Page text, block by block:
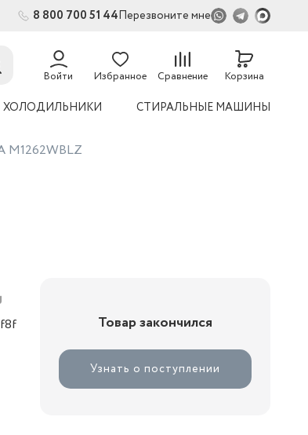
8 800 700 51 44Перезвоните мне
Войти Избранное Сравнение Корзина
ХОЛОДИЛЬНИКИ СТИРАЛЬНЫЕ МАШИНЫ
M1262WBLZ
Товар закончился
Узнать о поступлении